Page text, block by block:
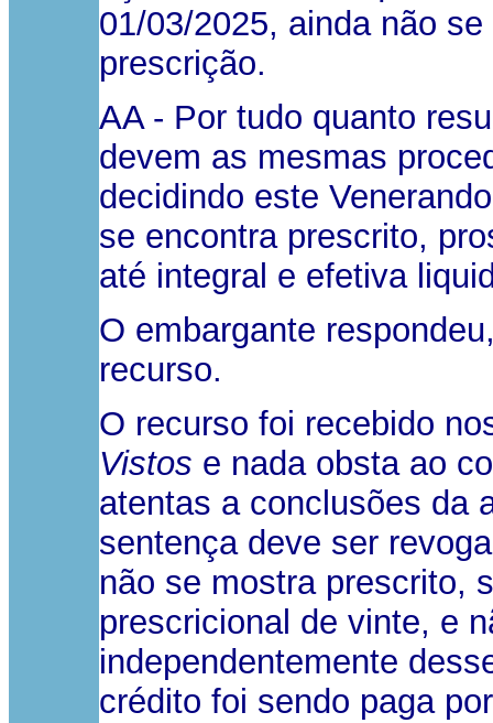
01/03/2025, ainda não
prescrição.
AA - Por tudo quanto
devem as mesmas
decidindo este
se encontra prescrito,
até integral e efetiva
O embargante
recurso.
O recurso foi recebido
Vistos e nada obsta ao
atentas a conclusões da
sentença deve ser
não se mostra prescrito,
prescricional de vinte, e
independentemente
crédito foi sendo paga